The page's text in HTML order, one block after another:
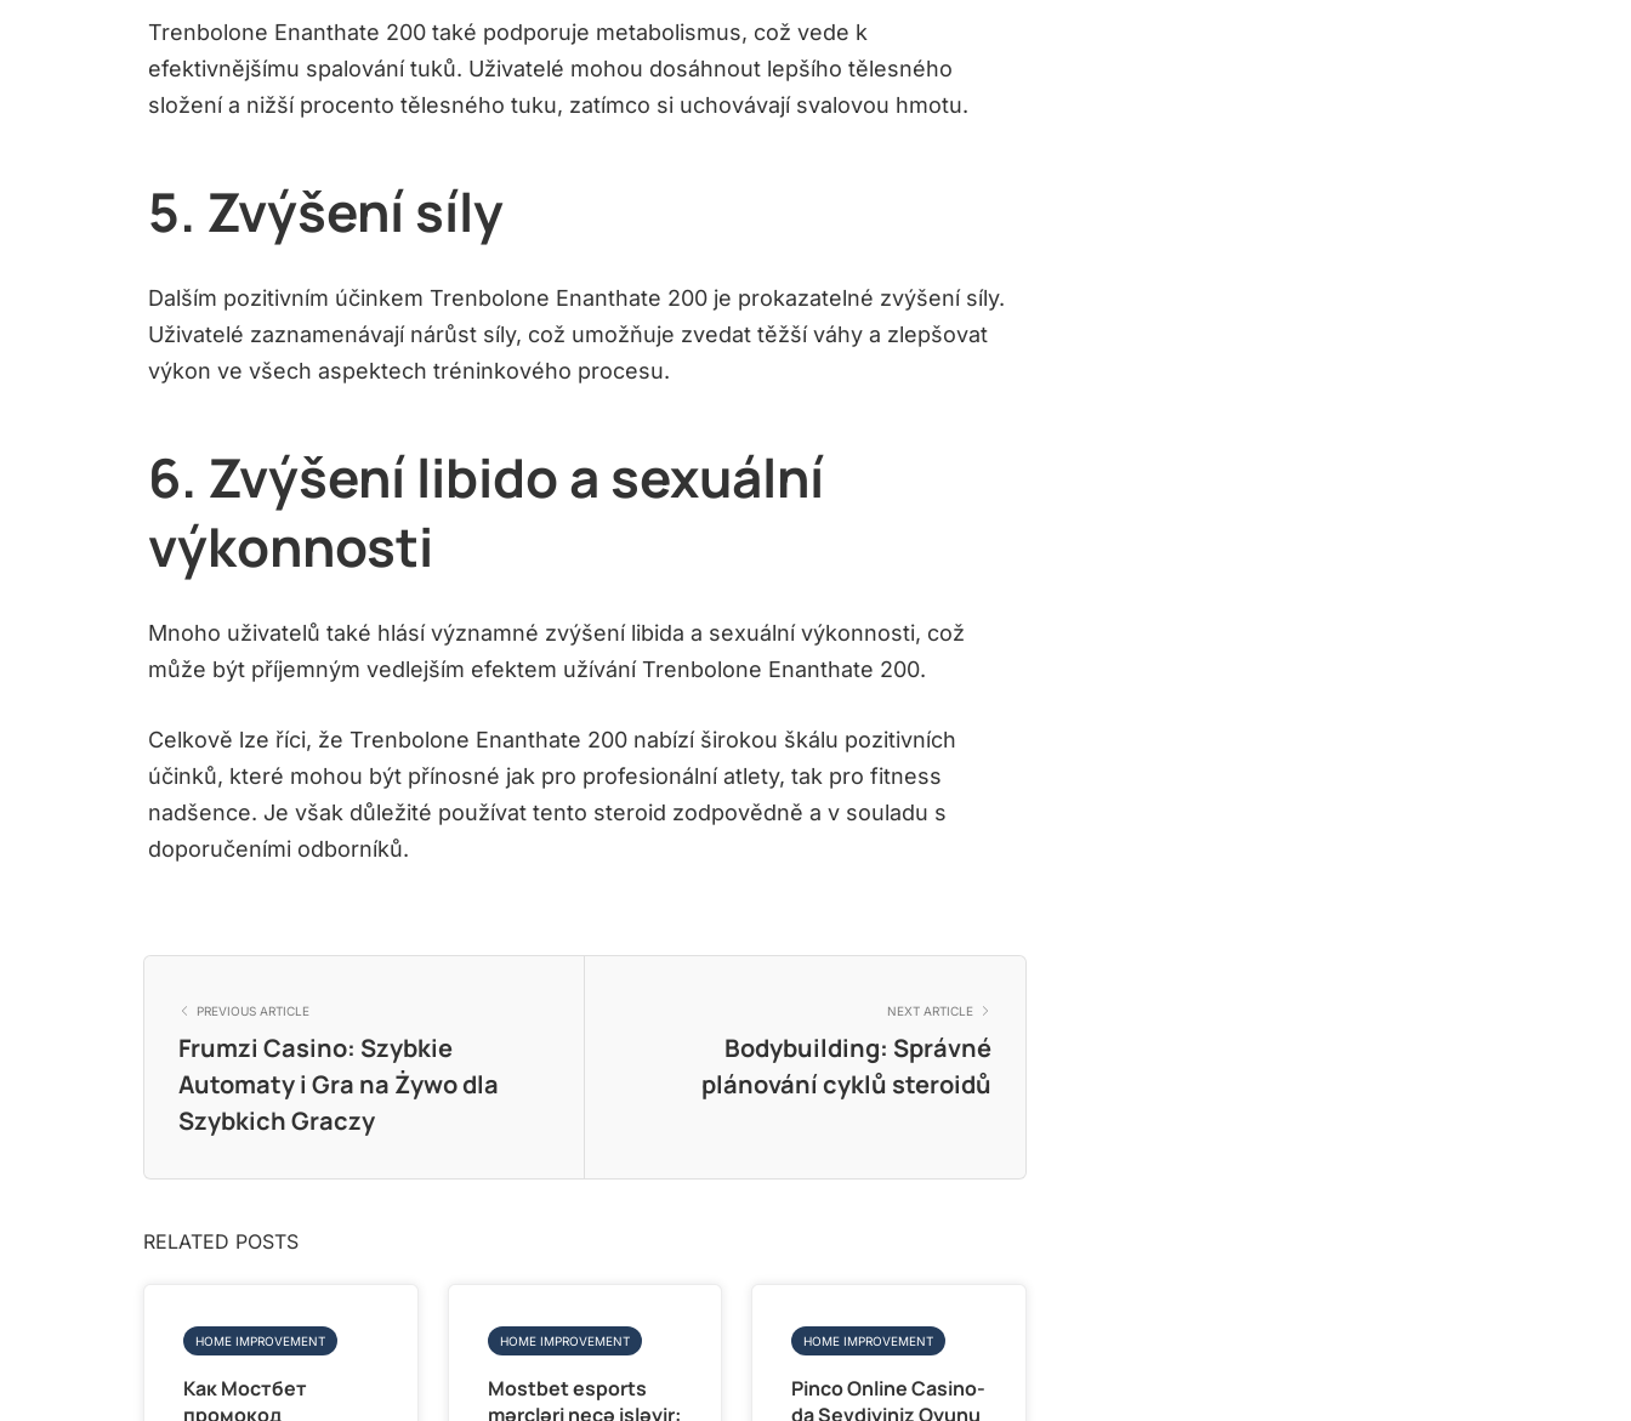
Trenbolone Enanthate 200 také podporuje metabolismus, což vede k
efektivnějšímu spalování tuků. Uživatelé mohou dosáhnout lepšího tělesného
složení a nižší procento tělesného tuku, zatímco si uchovávají svalovou hmotu.
5. Zvýšení síly
Dalším pozitivním účinkem Trenbolone Enanthate 200 je prokazatelné zvýšení síly.
Uživatelé zaznamenávají nárůst síly, což umožňuje zvedat těžší váhy a zlepšovat
výkon ve všech aspektech tréninkového procesu.
6. Zvýšení libido a sexuální
výkonnosti
Mnoho uživatelů také hlásí významné zvýšení libida a sexuální výkonnosti, což
může být příjemným vedlejším efektem užívání Trenbolone Enanthate 200.
Celkově lze říci, že Trenbolone Enanthate 200 nabízí širokou škálu pozitivních
účinků, které mohou být přínosné jak pro profesionální atlety, tak pro fitness
nadšence. Je však důležité používat tento steroid zodpovědně a v souladu s
doporučeními odborníků.
PREVIOUS ARTICLE
Frumzi Casino: Szybkie
Automaty i Gra na Żywo dla
Szybkich Graczy
NEXT ARTICLE
Bodybuilding: Správné
plánování cyklů steroidů
RELATED POSTS
HOME IMPROVEMENT
Как Мостбет
промокод
HOME IMPROVEMENT
Mostbet esports
mərcləri necə işləyir:
HOME IMPROVEMENT
Pinco Online Casino-
da Sevdiyiniz Oyunu